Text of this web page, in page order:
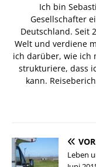
Ich bin
Gesellschafter
Deutschland. Seit
Welt und verdiene
ich darüber, wie ich
strukturiere, dass
kann.
Leben